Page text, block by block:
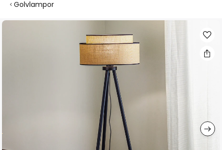
Golvlampor
Hoppa